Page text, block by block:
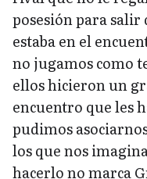
posesión para salir
estaba en el
no jugamos como
ellos hicieron un
encuentro que les
pudimos
los que nos
hacerlo no marca